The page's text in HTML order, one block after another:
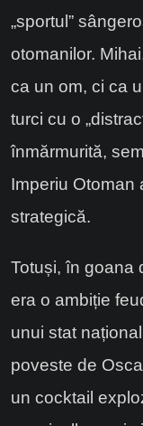
„sportul”
otomanilor.
ca un om, ci ca
turci cu o
înmărmurită,
Imperiu Otoman
strategică.
Totuși, în goana
era o ambiție
unui stat
poveste de
un cocktail